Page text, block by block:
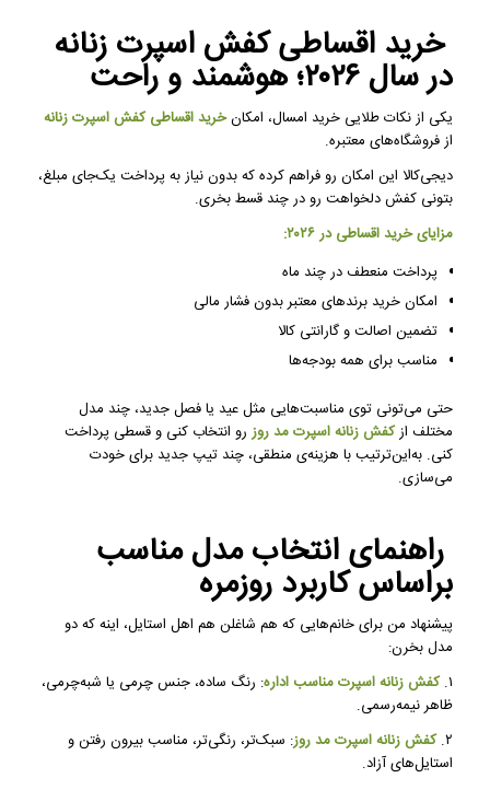
خرید اقساطی کفش اسپرت زنانه
در سال ۲۰۲۶؛ هوشمند و راحت
یکی از نکات طلایی خرید امسال، امکانخرید اقساطی کفش اسپرت زنانه
از فروشگاه‌های معتبره.
دیجی‌کالا این امکان رو فراهم کرده که بدون نیاز به پرداخت یک‌جای مبلغ،
بتونی کفش دلخواهت رو در چند قسط بخری.
مزایای خرید اقساطی در ۲۰۲۶:
پرداخت منعطف در چند ماه
امکان خرید برندهای معتبر بدون فشار مالی
تضمین اصالت و گارانتی کالا
مناسب برای همه بودجه‌ها
حتی می‌تونی توی مناسبت‌هایی مثل عید یا فصل جدید، چند مدل
مختلف ازکفش زنانه اسپرت مد روزرو انتخاب کنی و قسطی پرداخت
کنی. به‌این‌ترتیب با هزینه‌ی منطقی، چند تیپ جدید برای خودت
می‌سازی.
راهنمای انتخاب مدل مناسب
براساس کاربرد روزمره
پیشنهاد من برای خانم‌هایی که هم شاغلن هم اهل استایل، اینه که دو
مدل بخرن:
۱. کفش زنانه اسپرت مناسب اداره: رنگ ساده، جنس چرمی یا شبه‌چرمی،
ظاهر نیمه‌رسمی.
۲. کفش زنانه اسپرت مد روز: سبک‌تر، رنگی‌تر، مناسب بیرون رفتن و
استایل‌های آزاد.